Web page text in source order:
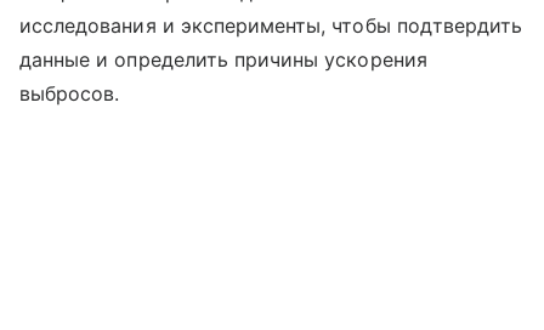
исследования и эксперименты, чтобы подтвердить
данные и определить причины ускорения
выбросов.